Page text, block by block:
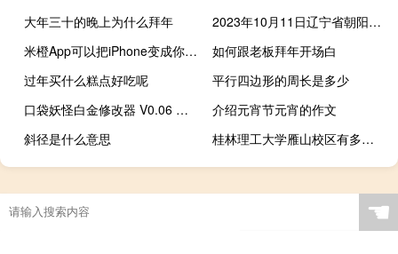
大年三十的晚上为什么拜年
2023年10月11日辽宁省朝阳市疫情大数据-今日/今天疫情全网搜索最新实时消息动态情况通知播报
米橙App可以把iPhone变成你的私人秘书
如何跟老板拜年开场白
过年买什么糕点好吃呢
平行四边形的周长是多少
口袋妖怪白金修改器 V0.06 绿色免费版（口袋妖怪白金修改器 V0.06 绿色免费版功能简介）
介绍元宵节元宵的作文
斜径是什么意思
桂林理工大学雁山校区有多少学生（桂林理工大学雁山校区）
☚